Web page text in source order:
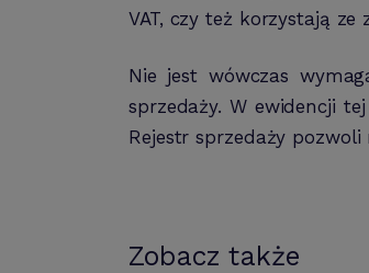
VAT, czy też korzystają ze
Nie jest wówczas
sprzedaży. W ewidencji
Rejestr sprzedaży
Zobacz także